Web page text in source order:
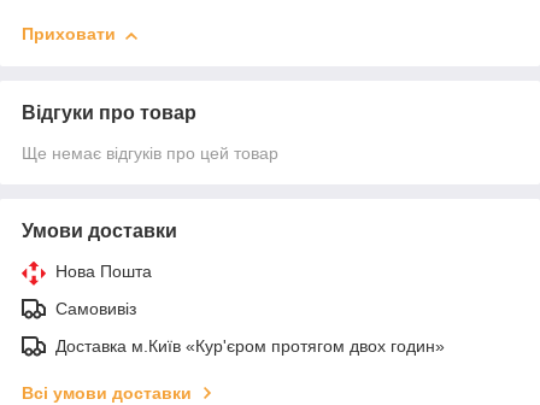
Приховати
Відгуки про товар
Ще немає відгуків про цей товар
Умови доставки
Нова Пошта
Самовивіз
Доставка м.Київ «Кур'єром протягом двох годин»
Всі умови доставки